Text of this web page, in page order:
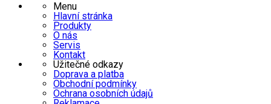
Menu
Hlavní stránka
Produkty
O nás
Servis
Kontakt
Užitečné odkazy
Doprava a platba
Obchodní podmínky
Ochrana osobních údajů